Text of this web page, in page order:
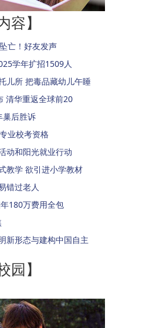
容】
亡！好友发声
学年扩招1509人
儿所 把毒品藏幼儿午睡
清华重返全球前20
巢后胜诉
业校考资格
动和阳光就业行动
教学 欲引进小学教材
错过老人
180万费用全包
新形态与建构中国自主
园】